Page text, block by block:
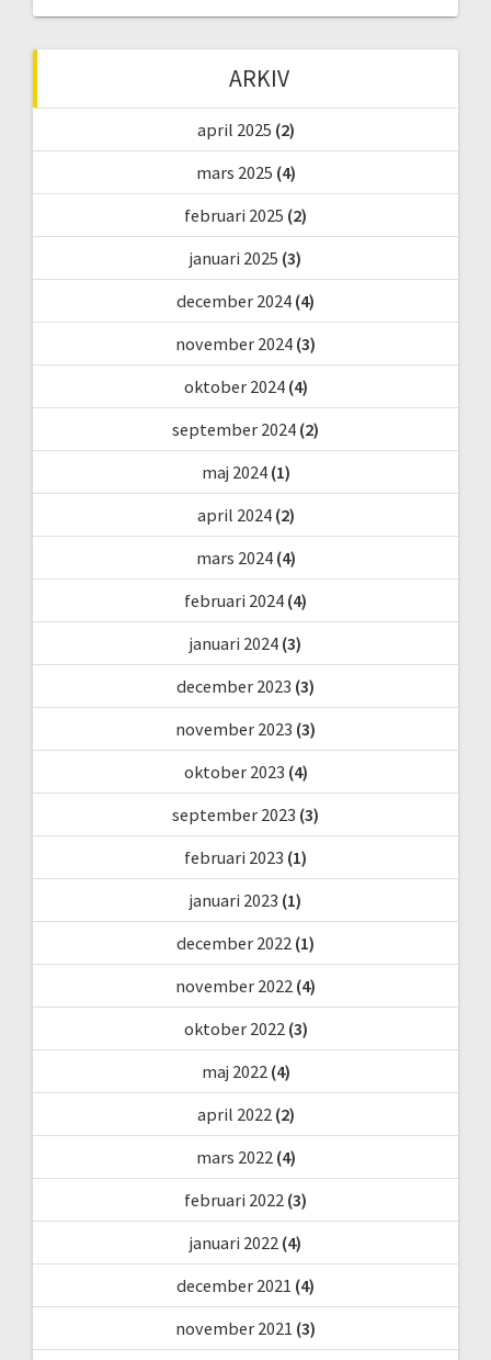
ARKIV
april 2025 (2)
mars 2025 (4)
februari 2025 (2)
januari 2025 (3)
december 2024 (4)
november 2024 (3)
oktober 2024(4)
september 2024 (2)
maj 2024(1)
april 2024(2)
mars 2024(4)
februari 2024 (4)
januari 2024 (3)
december 2023 (3)
november 2023 (3)
oktober 2023 (4)
september 2023 (3)
februari 2023 (1)
januari 2023 (1)
december 2022 (1)
november 2022 (4)
oktober 2022 (3)
maj 2022 (4)
april 2022 (2)
mars 2022 (4)
februari 2022 (3)
januari 2022 (4)
december 2021 (4)
november 2021 (3)